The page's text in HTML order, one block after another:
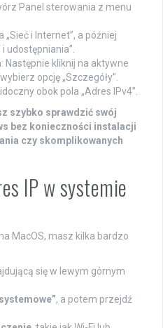
Panel sterowania z menu
„Sieć i Internet”, a później
udostępniania”.
: Następnie kliknij na aktywne
opcję „Szczegóły”.
obok pola „Adres IPv4”.
szybko sprawdzić swój
bez konieczności instalacji
czy skomplikowanych
IP w systemie
MacOS, masz kilka bardzo
się w lewym górnym
, a potem przejdź